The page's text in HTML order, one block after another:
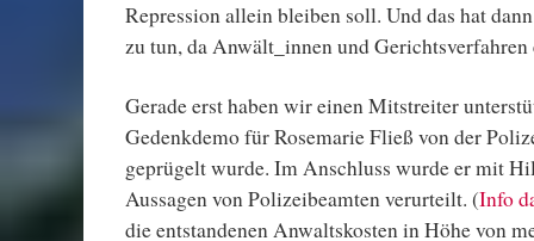
Repression allein bleiben soll. Und das hat
zu tun, da Anwält_innen und Gerichtsverfahren
Gerade erst haben wir einen Mitstreiter
Gedenkdemo für Rosemarie Fließ von der
geprügelt wurde. Im Anschluss wurde er mit
Aussagen von Polizeibeamten verurteilt. (Info
die entstandenen Anwaltskosten in Höhe von